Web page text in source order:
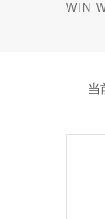
WIN
当